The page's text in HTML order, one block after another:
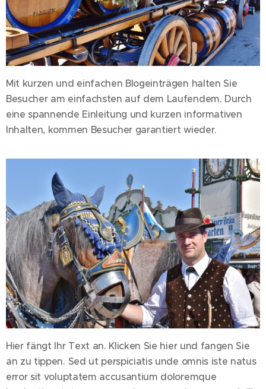
Mit kurzen und einfachen Blogeinträgen halten Sie
Besucher am einfachsten auf dem Laufendem. Durch
eine spannende Einleitung und kurzen informativen
Inhalten, kommen Besucher garantiert wieder.
Hier fängt Ihr Text an. Klicken Sie hier und fangen Sie
an zu tippen. Sed ut perspiciatis unde omnis iste natus
error sit voluptatem accusantium doloremque